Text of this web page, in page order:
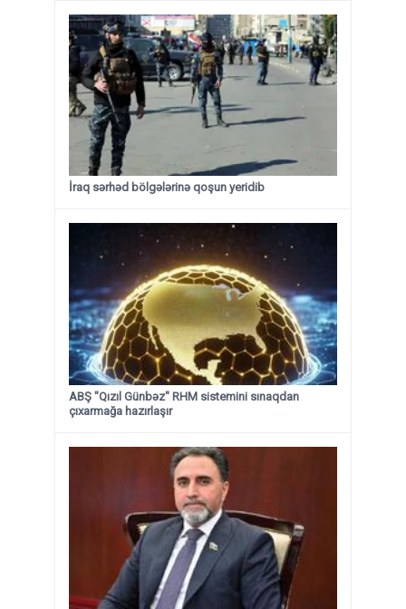
İraq sərhəd bölgələrinə qoşun yeridib
ABŞ "Qızıl Günbəz" RHM sistemini sınaqdan
çıxarmağa hazırlaşır